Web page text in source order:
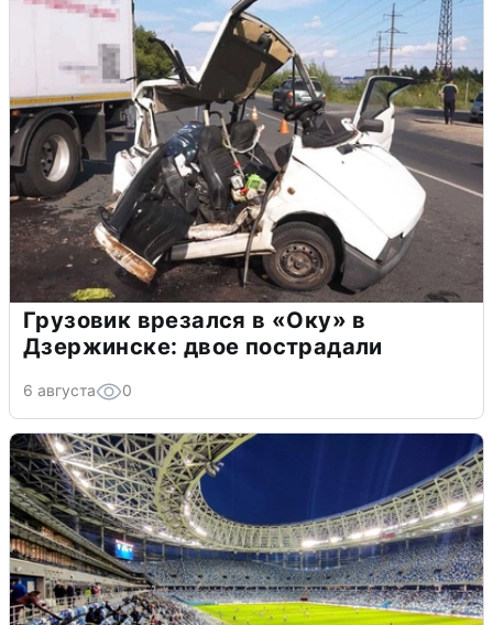
Грузовик врезался в «Оку» в
Дзержинске: двое пострадали
6 августа 0